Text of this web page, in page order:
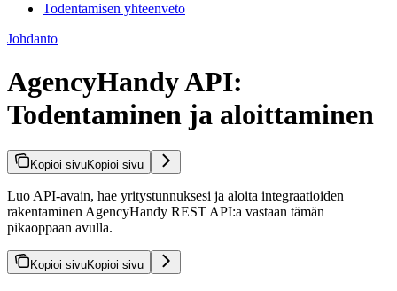
Todentamisen yhteenveto
Johdanto
AgencyHandy API:
Todentaminen ja aloittaminen
Kopioi sivuKopioi sivu
Luo API-avain, hae yritystunnuksesi ja aloita integraatioiden
rakentaminen AgencyHandy REST API:a vastaan tämän
pikaoppaan avulla.
Kopioi sivuKopioi sivu